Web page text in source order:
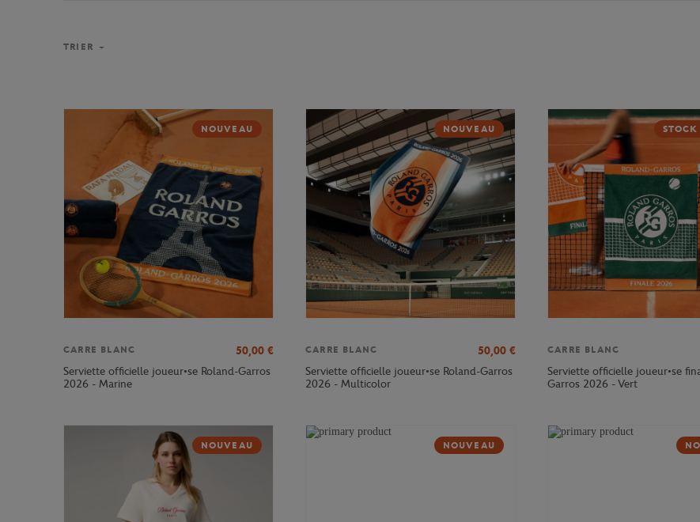
TRIER
NOUVEAU
CARRE BLANC 50,00 €
Serviette officielle joueur•se Roland-Garros
2026 - Marine
NOUVEAU
CARRE BLANC 50,00 €
Serviette officielle joueur•se Roland-Garros
2026 - Multicolor
CARRE BLANC
Serviette officielle joueur•se
Garros 2026 - Vert
NOUVEAU NOUVEAU